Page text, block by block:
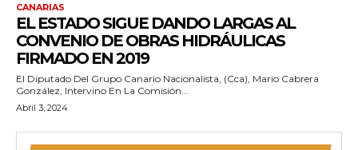
CANARIAS
EL ESTADO SIGUE DANDO LARGAS AL
CONVENIO DE OBRAS HIDRÁULICAS
FIRMADO EN 2019
El Diputado Del Grupo Canario Nacionalista, (Cca), Mario Cabrera
González, Intervino En La Comisión...
Abril 3, 2024